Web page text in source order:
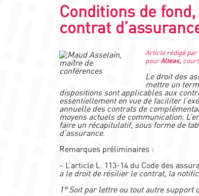
Conditions de
contrat
Article rédigé par
pourAlteas,
Le droit des
mettre un
dispositions sont applicables aux
essentiellement en vue de faciliter
annuelle des contrats de
moyens actuels de communication.
faire un récapitulatif, sous forme de
d’assurance.
Remarques préliminaires :
– L’article L. 113-14 du Code des
a le droit de résilier le contrat, la
1° Soit par lettre ou tout autre support